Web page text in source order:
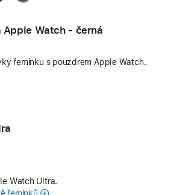
Apple Watch - černá
řemínku s pouzdrem Apple Watch.
Watch Ultra.
řemínků